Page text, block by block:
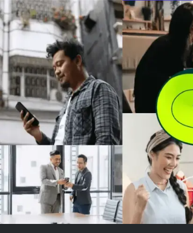
Ethereum terbatas sekitar 6x
karena kapitalisasi pasar b...